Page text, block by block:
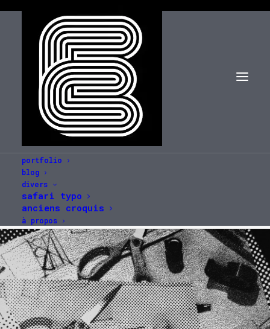
portfolio
blog
divers
safari typo
anciens croquis
à propos
Accueil